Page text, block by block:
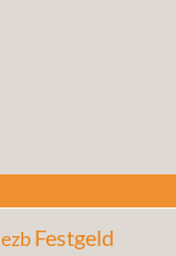
ezbFestgeld